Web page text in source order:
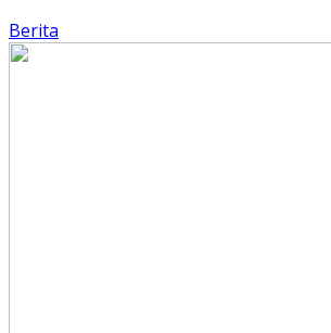
Berita